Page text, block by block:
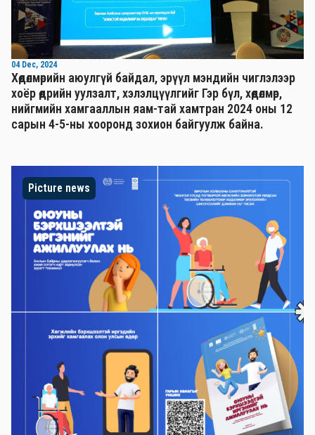
04 Dec, 2024
Хөдөлмөрийн аюулгүй байдал, эрүүл мэндийн чиглэлээр
хоёр өдрийн уулзалт, хэлэлцүүлгийг Гэр бүл, хөдөлмөр,
нийгмийн хамгааллын яам-тай хамтран 2024 оны 12
сарын 4-5-ны хооронд зохион байгуулж байна.
Picture news